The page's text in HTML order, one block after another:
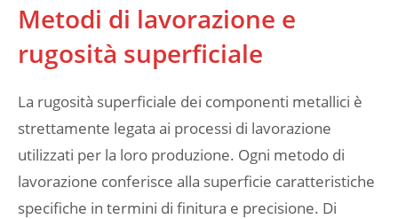
Metodi di lavorazione e
rugosità superficiale
La rugosità superficiale dei componenti metallici è
strettamente legata ai processi di lavorazione
utilizzati per la loro produzione. Ogni metodo di
lavorazione conferisce alla superficie caratteristiche
specifiche in termini di finitura e precisione. Di